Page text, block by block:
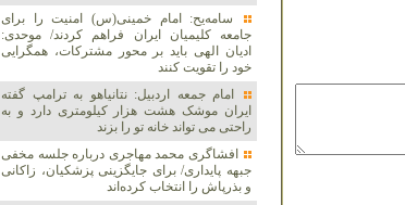
سامه‌یح: امام خمینی(س) امنیت را برای
جامعه کلیمیان ایران فراهم کردند/ موحدی:
ادیان الهی باید بر محور مشترکات، همگرایی
خود را تقویت کنند
امام جمعه اردبیل: نتانیاهو به ترامپ گفته
ایران موشک هشت هزار کیلومتری دارد و به
راحتی می تواند خانه تو را بزند
افشاگری محمد مهاجری درباره جلسه مخفی
جبهه پایداری/ برای جایگزینی پزشکیان، زاکانی
و بذرپاش را انتخاب کرده‌اند